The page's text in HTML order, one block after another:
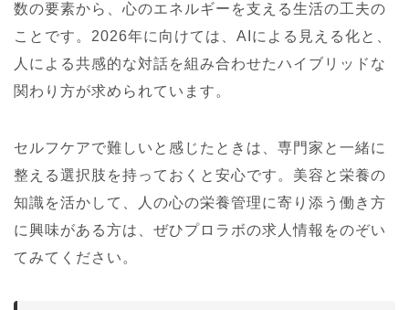
数の要素から、心のエネルギーを支える生活の工夫の
ことです。2026年に向けては、AIによる見える化と、
人による共感的な対話を組み合わせたハイブリッドな
関わり方が求められています。
セルフケアで難しいと感じたときは、専門家と一緒に
整える選択肢を持っておくと安心です。美容と栄養の
知識を活かして、人の心の栄養管理に寄り添う働き方
に興味がある方は、ぜひプロラボの求人情報をのぞい
てみてください。